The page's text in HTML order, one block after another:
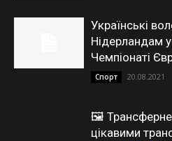
Українські
Нідерландам
Чемпіонаті
Спорт 20.08.2021
🖼 Трансферне
цікавими